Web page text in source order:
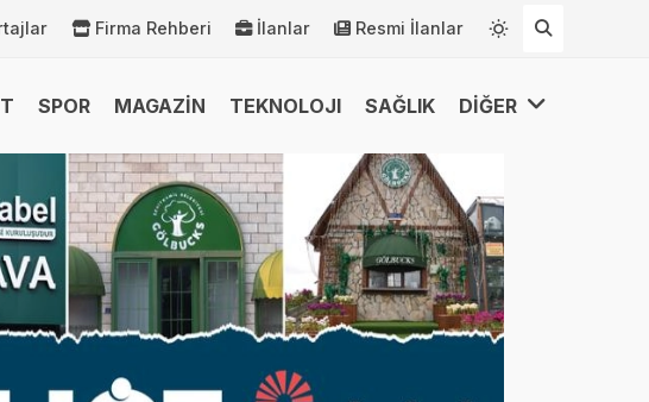
Firma Rehberi İlanlar Resmi İlanlar
SPOR MAGAZİN TEKNOLOJI SAĞLIK DİĞER